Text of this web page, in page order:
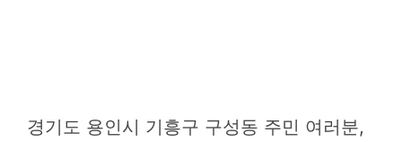
경기도 용인시 기흥구 구성동 주민 여러분,